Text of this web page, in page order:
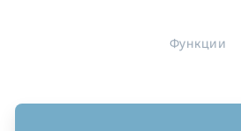
Функции